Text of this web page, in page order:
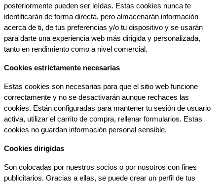
posteriormente pueden ser leídas. Estas cookies nunca te
identificarán de forma directa, pero almacenarán información
acerca de ti, de tus preferencias y/o tu dispositivo y se usarán
para darte una experiencia web más dirigida y personalizada,
tanto en rendimiento como a nivel comercial.
Cookies estrictamente necesarias
Estas cookies son necesarias para que el sitio web funcione
correctamente y no se desactivarán aunque rechaces las
cookies. Están configuradas para mantener tu sesión de usuario
activa, utilizar el carrito de compra, rellenar formularios. Estas
cookies no guardan información personal sensible.
Cookies dirigidas
Son colocadas por nuestros socios o por nosotros con fines
publicitarios. Gracias a ellas, se puede crear un perfil de tus